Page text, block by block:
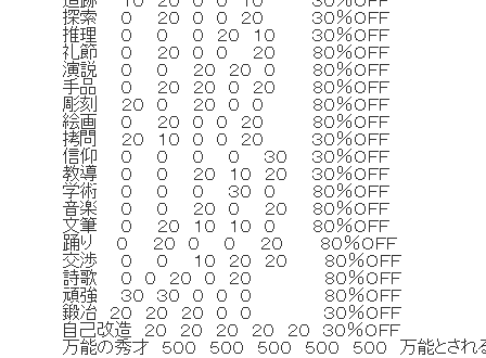
探索 ０ ２０ ０ ０ ２０ ３０％ＯＦＦ
推理 ０ ０ ０ ２０ １０ ３０％ＯＦＦ
礼節 ０ ２０ ０ ０ ２０ ８０％ＯＦＦ
演説 ０ ０ ２０ ２０ ０ ８０％ＯＦＦ
手品 ０ ２０ ２０ ０ ２０ ８０％ＯＦＦ
彫刻 ２０ ０ ２０ ０ ０ ８０％ＯＦＦ
絵画 ０ ２０ ０ ０ ２０ ８０％ＯＦＦ
拷問 ２０ １０ ０ ０ ２０ ３０％ＯＦＦ
信仰 ０ ０ ０ ０ ３０ ３０％ＯＦＦ
教導 ０ ０ ２０ １０ ２０ ３０％ＯＦＦ
学術 ０ ０ ０ ３０ ０ ８０％ＯＦＦ
音楽 ０ ０ ２０ ０ ２０ ８０％ＯＦＦ
文筆 ０ ２０ １０ １０ ０ ８０％ＯＦＦ
踊り ０ ２０ ０ ０ ２０ ８０％ＯＦＦ
交渉 ０ ０ １０ ２０ ２０ ８０％ＯＦＦ
詩歌 ０ ０ ２０ ０ ２０ ８０％ＯＦＦ
頑強 ３０ ３０ ０ ０ ０ ８０％ＯＦＦ
鍛冶 ２０ ２０ ２０ ０ ０ ３０％ＯＦＦ
自己改造 ２０ ２０ ２０ ２０ ２０ ３０％ＯＦＦ
万能の秀才 ５００ ５００ ５００ ５００ ５００ 万能とさ